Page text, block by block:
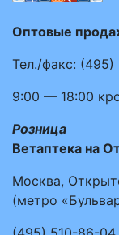
Оптовые
Тел./факс: (495)
9:00 — 18:00
Розница
Ветаптека на
Москва,
(метро